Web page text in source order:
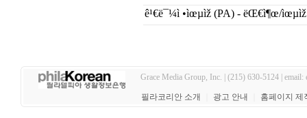
ê¹€ë¯¼ì •ìœµìž (PA) - ëŒ€ì¶œ/ìœµìž
Grace Media Group, Inc. | (215) 630-5124 | email:
필라코리안 소개 광고 안내 홈페이지 제